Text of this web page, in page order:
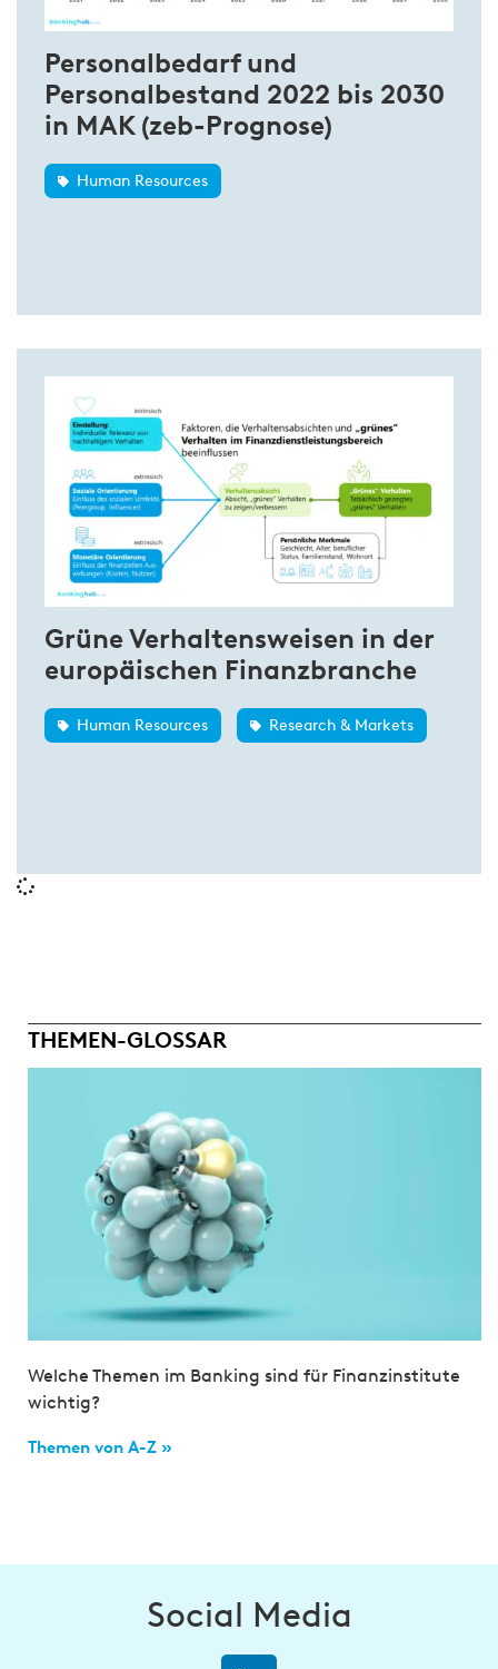
Personalbedarf und
Personalbestand 2022 bis 2030
in MAK (zeb-Prognose)
Human Resources
Grüne Verhaltensweisen in der
europäischen Finanzbranche
Human Resources Research & Markets
THEMEN-GLOSSAR
Welche Themen im Banking sind für Finanzinstitute
wichtig?
Themen von A-Z »
Social Media